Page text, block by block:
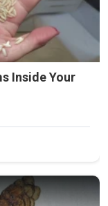
Inside Your